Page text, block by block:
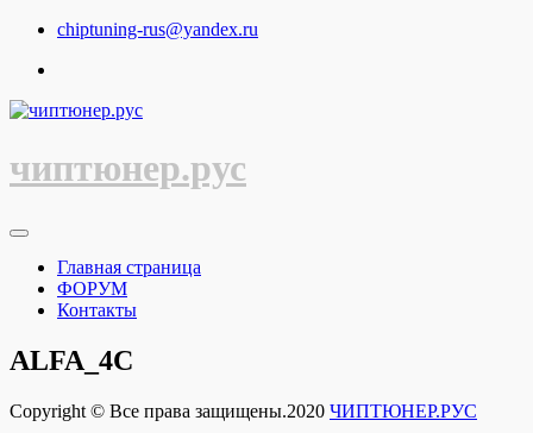
Перейти
содержимому
chiptuning-rus@yandex.ru
чиптюнер.рус
Главная страница
ФОРУМ
Контакты
ALFA_4C
Copyright © Все права защищены.2020 ЧИПТЮНЕР.РУС